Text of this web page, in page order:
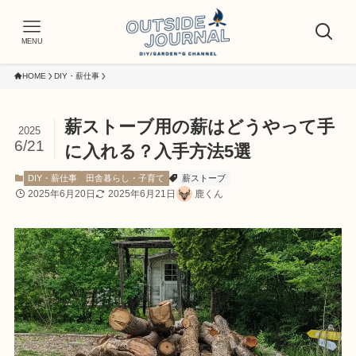
MENU
HOME DIY・薪仕事
薪ストーブ用の薪はどうやって手
に入れる？入手方法5選
2025
6/21
DIY・薪仕事 田舎暮らし・子育て 薪ストーブ
2025年6月20日 2025年6月21日 鹿くん